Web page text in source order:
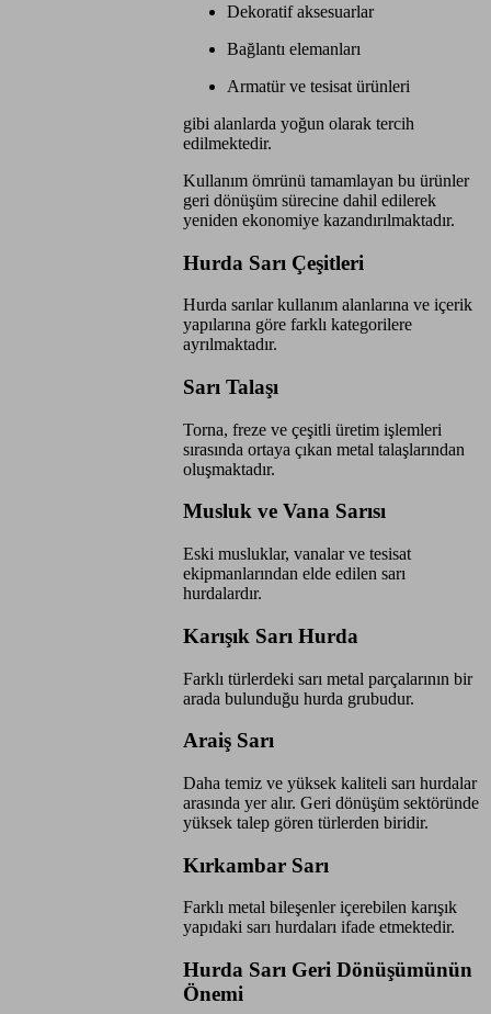
Dekoratif aksesuarlar
Bağlantı elemanları
Armatür ve tesisat ürünleri
gibi alanlarda yoğun olarak tercih
edilmektedir.
Kullanım ömrünü tamamlayan bu ürünler
geri dönüşüm sürecine dahil edilerek
yeniden ekonomiye kazandırılmaktadır.
Hurda Sarı Çeşitleri
Hurda sarılar kullanım alanlarına ve içerik
yapılarına göre farklı kategorilere
ayrılmaktadır.
Sarı Talaşı
Torna, freze ve çeşitli üretim işlemleri
sırasında ortaya çıkan metal talaşlarından
oluşmaktadır.
Musluk ve Vana Sarısı
Eski musluklar, vanalar ve tesisat
ekipmanlarından elde edilen sarı
hurdalardır.
Karışık Sarı Hurda
Farklı türlerdeki sarı metal parçalarının bir
arada bulunduğu hurda grubudur.
Araiş Sarı
Daha temiz ve yüksek kaliteli sarı hurdalar
arasında yer alır. Geri dönüşüm sektöründe
yüksek talep gören türlerden biridir.
Kırkambar Sarı
Farklı metal bileşenler içerebilen karışık
yapıdaki sarı hurdaları ifade etmektedir.
Hurda Sarı Geri Dönüşümünün
Önemi